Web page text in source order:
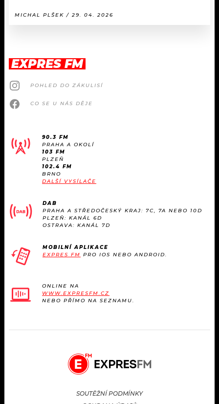
MICHAL PLŠEK / 29. 04. 2026
EXPRES FM
POHLED DO ZÁKULISÍ
CO SE U NÁS DĚJE
90.3 FM
PRAHA A OKOLÍ
103 FM
PLZEŇ
102.4 FM
BRNO
DALŠÍ VYSÍLAČE
DAB
PRAHA A STŘEDOČESKÝ KRAJ: 7C, 7A NEBO 10D
PLZEŇ: KANÁL 6D
OSTRAVA: KANÁL 7D
MOBILNÍ APLIKACE
EXPRES FM PRO IOS NEBO ANDROID.
ONLINE NA
WWW.EXPRESFM.CZ
NEBO PŘÍMO NA SEZNAMU.
SOUTĚŽNÍ PODMÍNKY